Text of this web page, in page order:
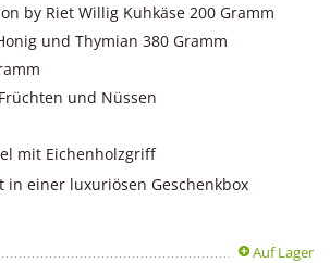
by Riet Willig Kuhkäse 200 Gramm
und Thymian 380 Gramm
und Nüssen
mit Eichenholzgriff
in einer luxuriösen Geschenkbox
Auf Lager